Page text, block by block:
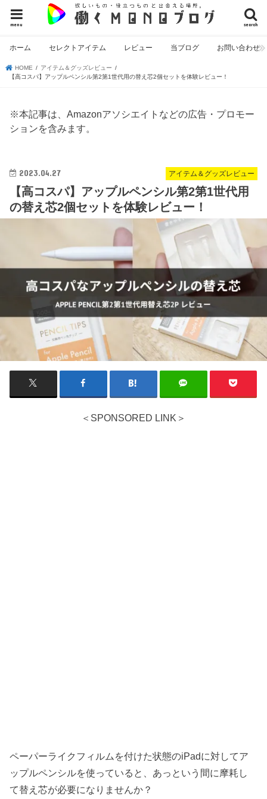
search
menu
ホーム セレクトアイテム レビュー 当ブログ お問い合わせ
HOME
アイテム＆グッズレビュー
【高コスパ】アップルペンシル第2第1世代用の替え芯2個セットを体験レビュー！
※本記事は、Amazonアソシエイトなどの広告・プロモー
ションを含みます。
アイテム＆グッズレビュー
2023.04.27
【高コスパ】アップルペンシル第2第1世代用
の替え芯2個セットを体験レビュー！
＜SPONSORED LINK＞
ペーパーライクフィルムを付けた状態のiPadに対してア
ップルペンシルを使っていると、あっという間に摩耗し
て替え芯が必要になりませんか？